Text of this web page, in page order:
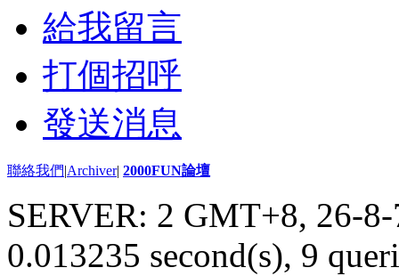
給我留言
打個招呼
發送消息
聯絡我們|Archiver| 2000FUN論壇
SERVER: 2 GMT+8, 26-
0.013235 second(s), 9